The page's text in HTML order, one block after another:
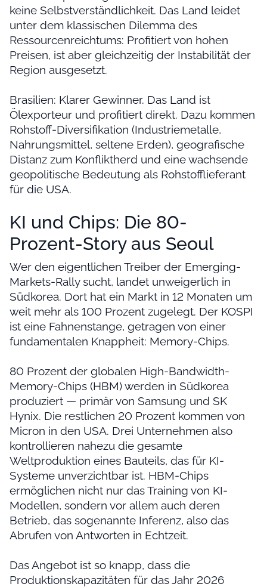
keine Selbstverständlichkeit. Das Land leidet
unter dem klassischen Dilemma des
Ressourcenreichtums: Profitiert von hohen
Preisen, ist aber gleichzeitig der Instabilität der
Region ausgesetzt.
Brasilien: Klarer Gewinner. Das Land ist
Ölexporteur und profitiert direkt. Dazu kommen
Rohstoff-Diversifikation (Industriemetalle,
Nahrungsmittel, seltene Erden), geografische
Distanz zum Konfliktherd und eine wachsende
geopolitische Bedeutung als Rohstofflieferant
für die USA.
KI und Chips: Die 80-
Prozent-Story aus Seoul
Wer den eigentlichen Treiber der Emerging-
Markets-Rally sucht, landet unweigerlich in
Südkorea. Dort hat ein Markt in 12 Monaten um
weit mehr als 100 Prozent zugelegt. Der KOSPI
ist eine Fahnenstange, getragen von einer
fundamentalen Knappheit: Memory-Chips.
80 Prozent der globalen High-Bandwidth-
Memory-Chips (HBM) werden in Südkorea
produziert — primär von Samsung und SK
Hynix. Die restlichen 20 Prozent kommen von
Micron in den USA. Drei Unternehmen also
kontrollieren nahezu die gesamte
Weltproduktion eines Bauteils, das für KI-
Systeme unverzichtbar ist. HBM-Chips
ermöglichen nicht nur das Training von KI-
Modellen, sondern vor allem auch deren
Betrieb, das sogenannte Inferenz, also das
Abrufen von Antworten in Echtzeit.
Das Angebot ist so knapp, dass die
Produktionskapazitäten für das Jahr 2026